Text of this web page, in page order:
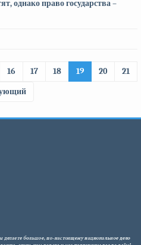
однако право государства –
16 17 18 19 20
21